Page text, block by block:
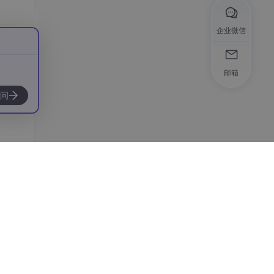
企业微信
邮箱